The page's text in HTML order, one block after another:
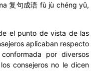
复句成语 fù jù chéng yǔ,
el punto de vista de las
aplicaban respecto
por diversos
consejeros no le dicen